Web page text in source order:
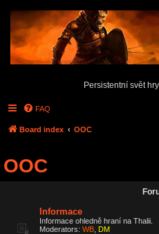
Persistentní svět
FAQ
Board index OOC
OOC
Informace
Informace ohledně hraní na Thalii.
Moderators: WB DM